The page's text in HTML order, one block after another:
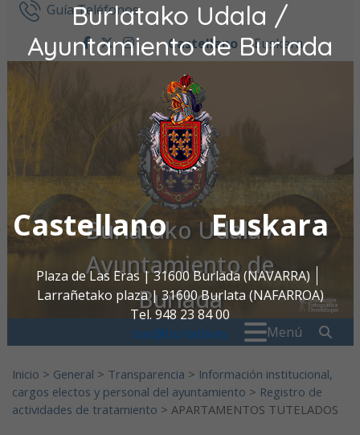
Burlatako Udala /
Ayuntamiento de Burlada
Castellano Euskara
Plaza de Las Eras | 31600 Burlada (NAVARRA)
Larrañetako plaza | 31600 Burlata (NAFARROA)
Tel. 948 23 84 00
oac@burlada.es
Ir al contenidoGuía Teléfonos
facebook
twitter
instagram
Castellano Euskara
Burlatako Udala /
Ayuntamiento de
Burlada
Menú
Inicio > General > Transparencia > Información institucional,
cargos electos y personal del ayuntamiento > Registro de
actividades de tratamiento > APARTAMENTOS TUTELADOS